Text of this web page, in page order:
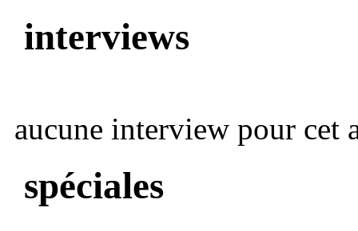
interviews
aucune interview pour cet
spéciales